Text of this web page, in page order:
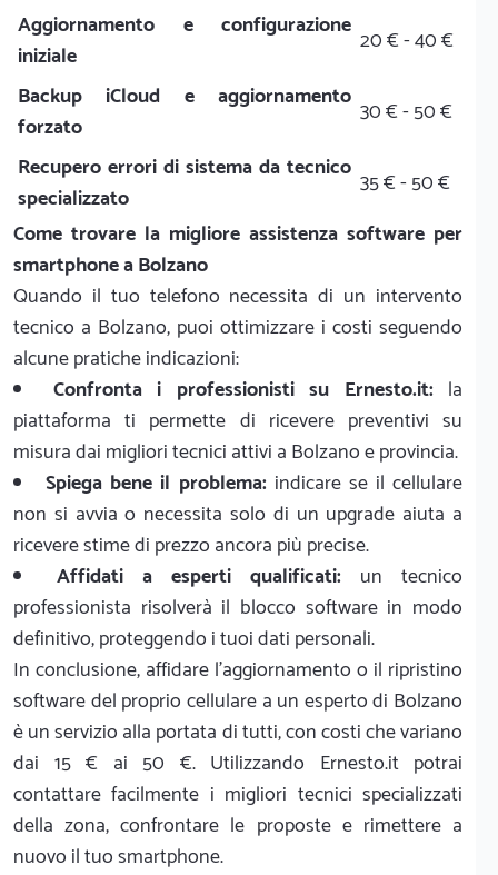
Aggiornamento e configurazione
iniziale
20 € - 40 €
Backup iCloud e aggiornamento
forzato
30 € - 50 €
Recupero errori di sistema da tecnico
specializzato
35 € - 50 €
Come trovare la migliore assistenza software per
smartphone a Bolzano
Quando il tuo telefono necessita di un intervento
tecnico a Bolzano, puoi ottimizzare i costi seguendo
alcune pratiche indicazioni:
Confronta i professionisti su Ernesto.it:la
piattaforma ti permette di ricevere preventivi su
misura dai migliori tecnici attivi a Bolzano e provincia.
Spiega bene il problema:indicare se il cellulare
non si avvia o necessita solo di un upgrade aiuta a
ricevere stime di prezzo ancora più precise.
Affidati a esperti qualificati: un tecnico
professionista risolverà il blocco software in modo
definitivo, proteggendo i tuoi dati personali.
In conclusione, affidare l'aggiornamento o il ripristino
software del proprio cellulare a un esperto di Bolzano
è un servizio alla portata di tutti, con costi che variano
dai 15 € ai 50 €. Utilizzando Ernesto.it potrai
contattare facilmente i migliori tecnici specializzati
della zona, confrontare le proposte e rimettere a
nuovo il tuo smartphone.